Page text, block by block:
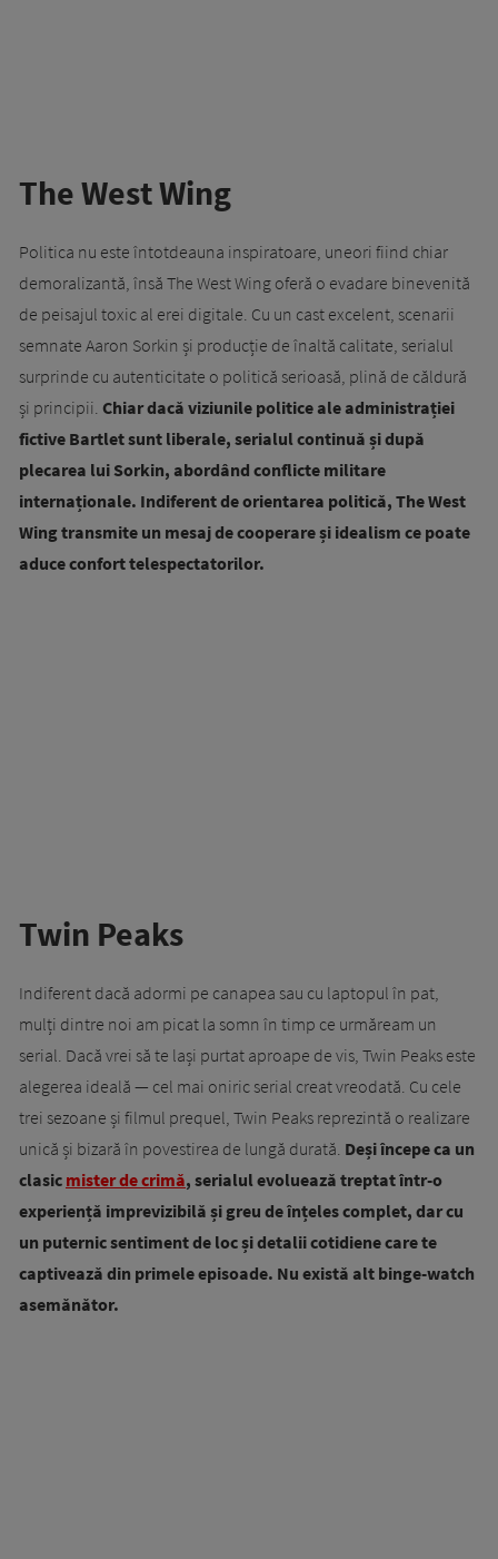
The West Wing
Politica nu este întotdeauna inspiratoare, uneori fiind chiar
demoralizantă, însă The West Wing oferă o evadare binevenită
de peisajul toxic al erei digitale. Cu un cast excelent, scenarii
semnate Aaron Sorkin și producție de înaltă calitate, serialul
surprinde cu autenticitate o politică serioasă, plină de căldură
și principii. Chiar dacă viziunile politice ale administrației
fictive Bartlet sunt liberale, serialul continuă și după
plecarea lui Sorkin, abordând conflicte militare
internaționale. Indiferent de orientarea politică, The West
Wing transmite un mesaj de cooperare și idealism ce poate
aduce confort telespectatorilor.
Twin Peaks
Indiferent dacă adormi pe canapea sau cu laptopul în pat,
mulți dintre noi am picat la somn în timp ce urmăream un
serial. Dacă vrei să te lași purtat aproape de vis, Twin Peaks este
alegerea ideală — cel mai oniric serial creat vreodată. Cu cele
trei sezoane și filmul prequel, Twin Peaks reprezintă o realizare
unică și bizară în povestirea de lungă durată. Deși începe ca un
clasic mister de crimă, serialul evoluează treptat într-o
experiență imprevizibilă și greu de înțeles complet, dar cu
un puternic sentiment de loc și detalii cotidiene care te
captivează din primele episoade. Nu există alt binge-watch
asemănător.